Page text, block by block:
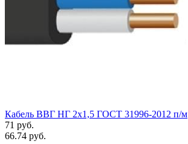
Кабель ВВГ НГ 2х1,5 ГОСТ 31996-2012 п/м
71 руб.
66.74 руб.